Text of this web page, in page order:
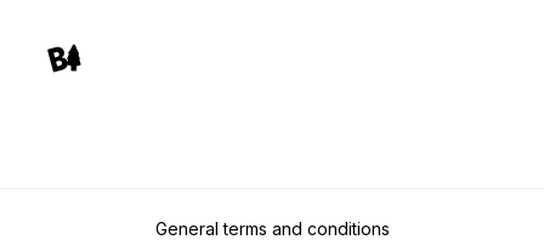
General terms and conditions